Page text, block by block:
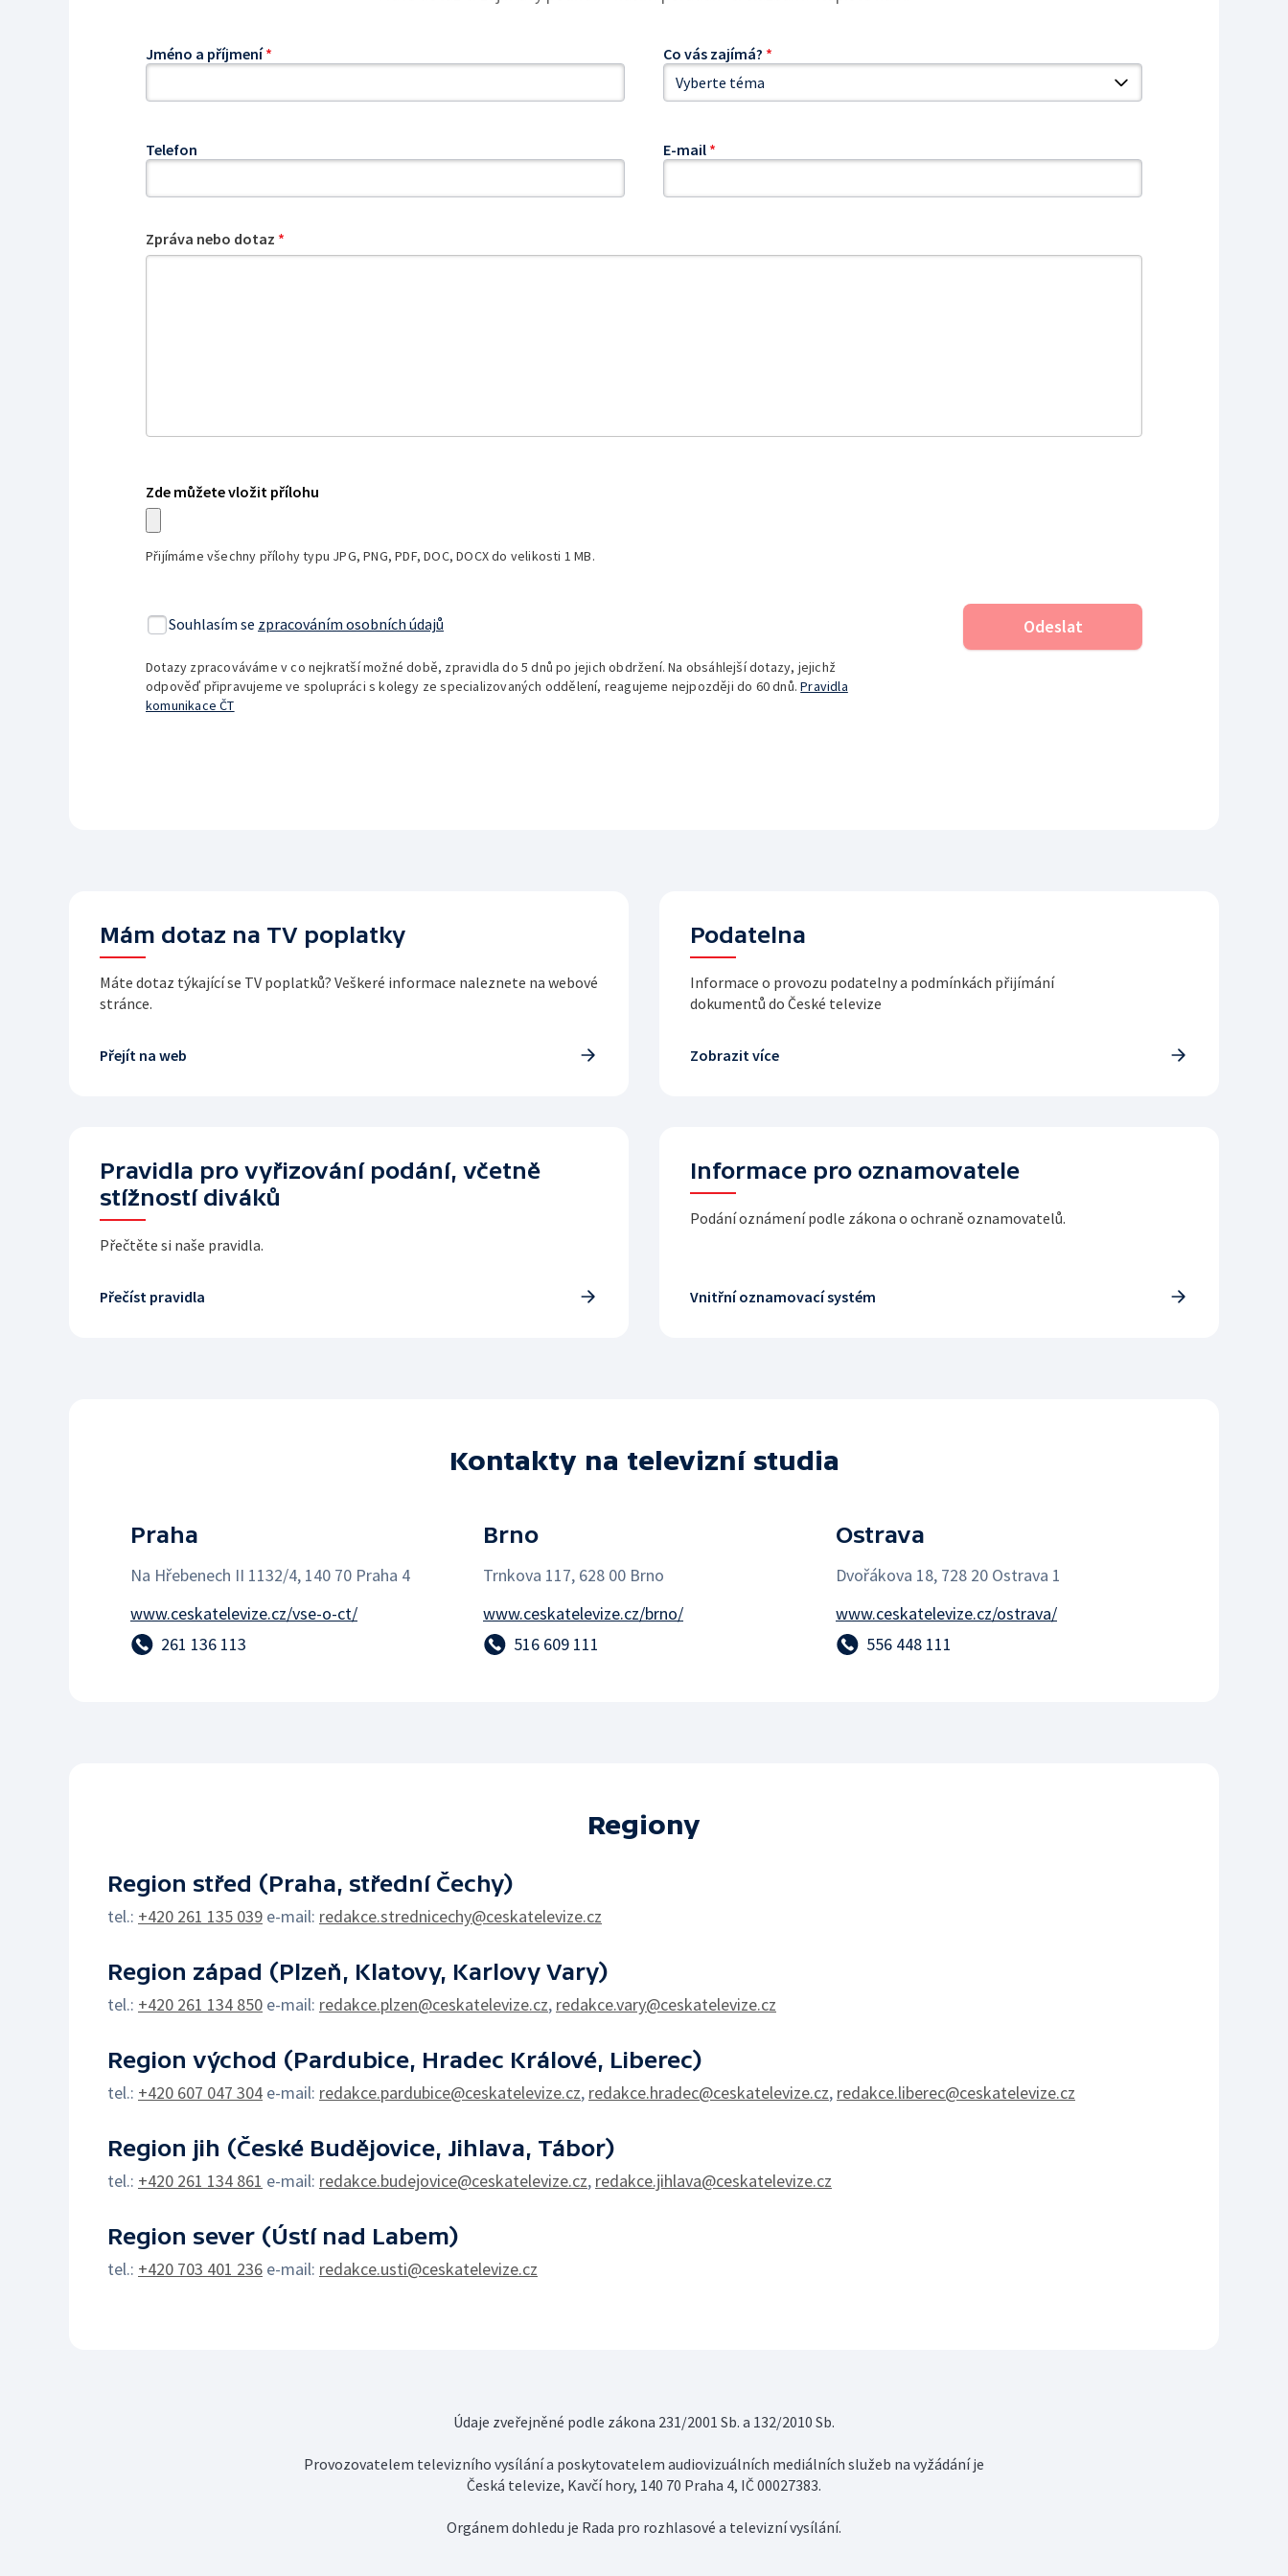
Jméno a příjmení* Co vás zajímá? *
Telefon E-mail *
Zpráva nebo dotaz *
Zde můžete vložit přílohu
Přijímáme všechny přílohy typu JPG, PNG, PDF, DOC, DOCX do velikosti 1 MB.
Souhlasím se zpracováním osobních údajů Odeslat
Dotazy zpracováváme v co nejkratší možné době, zpravidla do 5 dnů po jejich obdržení. Na obsáhlejší dotazy, jejichž
odpověď připravujeme ve spolupráci s kolegy ze specializovaných oddělení, reagujeme nejpozději do 60 dnů. Pravidla
komunikace ČT
Mám dotaz na TV poplatky
Máte dotaz týkající se TV poplatků? Veškeré informace naleznete na webové
stránce.
Přejít na web
Podatelna
Informace o provozu podatelny a podmínkách přijímání
dokumentů do České televize
Zobrazit více
Pravidla pro vyřizování podání, včetně
stížností diváků
Přečtěte si naše pravidla.
Přečíst pravidla
Informace pro oznamovatele
Podání oznámení podle zákona o ochraně oznamovatelů.
Vnitřní oznamovací systém
Kontakty na televizní studia
Praha
Na Hřebenech II 1132/4, 140 70 Praha 4
www.ceskatelevize.cz/vse-o-ct/
261 136 113
Brno
Trnkova 117, 628 00 Brno
www.ceskatelevize.cz/brno/
516 609 111
Ostrava
Dvořákova 18, 728 20 Ostrava 1
www.ceskatelevize.cz/ostrava/
556 448 111
Regiony
Region střed (Praha, střední Čechy)
tel.: +420 261 135 039 e-mail: redakce.strednicechy@ceskatelevize.cz
Region západ (Plzeň, Klatovy, Karlovy Vary)
tel.: +420 261 134 850 e-mail: redakce.plzen@ceskatelevize.cz, redakce.vary@ceskatelevize.cz
Region východ (Pardubice, Hradec Králové, Liberec)
tel.: +420 607 047 304 e-mail: redakce.pardubice@ceskatelevize.cz, redakce.hradec@ceskatelevize.cz, redakce.liberec@ceskatelevize.cz
Region jih (České Budějovice, Jihlava, Tábor)
tel.: +420 261 134 861 e-mail: redakce.budejovice@ceskatelevize.cz, redakce.jihlava@ceskatelevize.cz
Region sever (Ústí nad Labem)
tel.: +420 703 401 236 e-mail: redakce.usti@ceskatelevize.cz
Údaje zveřejněné podle zákona 231/2001 Sb. a 132/2010 Sb.
Provozovatelem televizního vysílání a poskytovatelem audiovizuálních mediálních služeb na vyžádání je
Česká televize, Kavčí hory, 140 70 Praha 4, IČ 00027383.
Orgánem dohledu je Rada pro rozhlasové a televizní vysílání.